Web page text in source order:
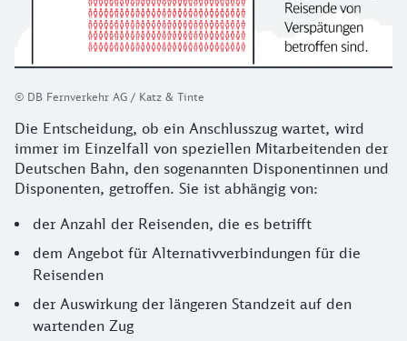
© DB Fernverkehr AG / Katz & Tinte
Die Entscheidung, ob ein Anschlusszug wartet, wird
immer im Einzelfall von speziellen Mitarbeitenden der
Deutschen Bahn, den sogenannten Disponentinnen und
Disponenten, getroffen. Sie ist abhängig von:
der Anzahl der Reisenden, die es betrifft
dem Angebot für Alternativverbindungen für die
Reisenden
der Auswirkung der längeren Standzeit auf den
wartenden Zug